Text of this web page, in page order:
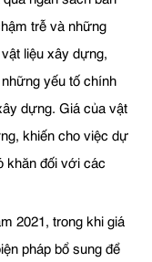
trễ và những
liệu xây dựng,
yếu tố chính
dựng. Giá của vật
khiến cho việc dự
khăn đối với các
2021, trong khi giá
pháp bổ sung để